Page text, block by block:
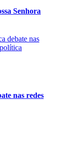
Senhora
nas redes